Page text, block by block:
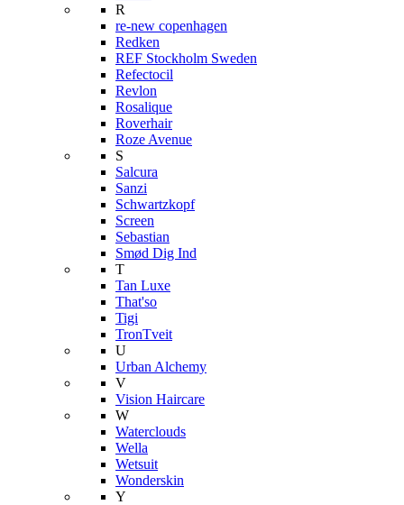
R
re-new copenhagen
Redken
REF Stockholm Sweden
Refectocil
Revlon
Rosalique
Roverhair
Roze Avenue
S
Salcura
Sanzi
Schwartzkopf
Screen
Sebastian
Smød Dig Ind
T
Tan Luxe
That'so
Tigi
TronTveit
U
Urban Alchemy
V
Vision Haircare
W
Waterclouds
Wella
Wetsuit
Wonderskin
Y